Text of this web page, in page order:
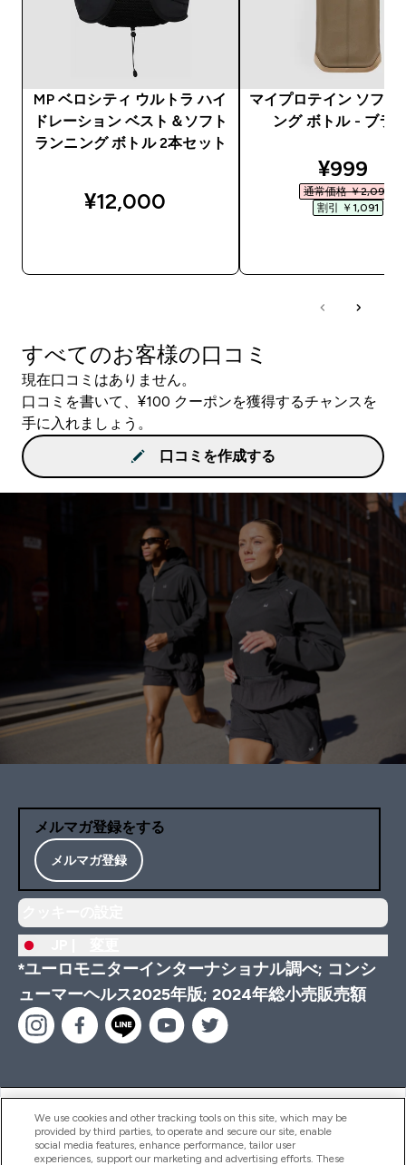
MP ベロシティ ウルトラ ハイ
ドレーション ベスト＆ソフト
ランニング ボトル 2本セット
¥12,000‎
マイプロテイン ソフト
ング ボトル - ブラ
¥999‎
通常価格 ￥2,090‎
割引 ￥1,091‎
すべてのお客様の口コミ
現在口コミはありません。
口コミを書いて、¥100 クーポンを獲得するチャンスを
手に入れましょう。
口コミを作成する
メルマガ登録をする
メルマガ登録
*ユーロモニターインターナショナル調べ; コンシ
ューマーヘルス2025年版; 2024年総小売販売額
ヘルプ＆ガイド
We use cookies and other tracking tools on this site, which may be
provided by third parties, to operate and secure our site, enable
social media features, enhance performance, tailor user
experiences, support our marketing and advertising efforts. These